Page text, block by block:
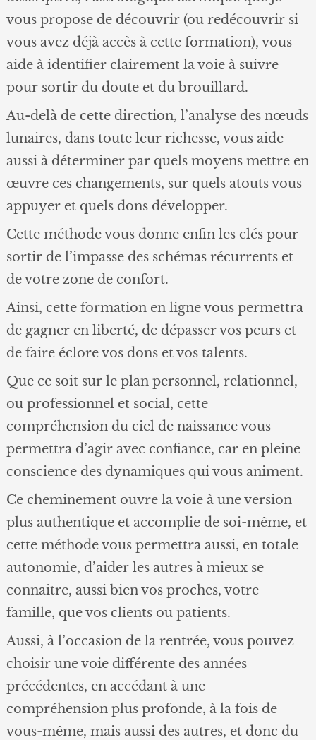
vous propose de découvrir (ou redécouvrir si
vous avez déjà accès à cette formation), vous
aide à identifier clairement la voie à suivre
pour sortir du doute et du brouillard.
Au-delà de cette direction, l’analyse des nœuds
lunaires, dans toute leur richesse, vous aide
aussi à déterminer par quels moyens mettre en
œuvre ces changements, sur quels atouts vous
appuyer et quels dons développer.
Cette méthode vous donne enfin les clés pour
sortir de l’impasse des schémas récurrents et
de votre zone de confort.
Ainsi, cette formation en ligne vous permettra
de gagner en liberté, de dépasser vos peurs et
de faire éclore vos dons et vos talents.
Que ce soit sur le plan personnel, relationnel,
ou professionnel et social, cette
compréhension du ciel de naissance vous
permettra d’agir avec confiance, car en pleine
conscience des dynamiques qui vous animent.
Ce cheminement ouvre la voie à une version
plus authentique et accomplie de soi-même, et
cette méthode vous permettra aussi, en totale
autonomie, d’aider les autres à mieux se
connaitre, aussi bien vos proches, votre
famille, que vos clients ou patients.
Aussi, à l’occasion de la rentrée, vous pouvez
choisir une voie différente des années
précédentes, en accédant à une
compréhension plus profonde, à la fois de
vous-même, mais aussi des autres, et donc du